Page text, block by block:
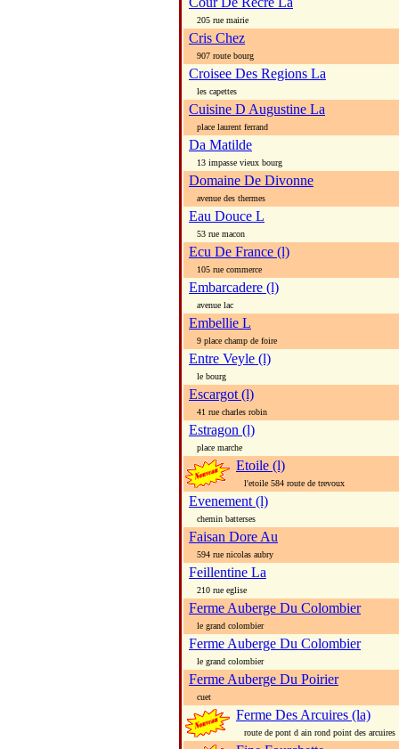
205 rue mairie
Cris Chez
907 route bourg
Croisee Des Regions La
les capettes
Cuisine D Augustine La
place laurent ferrand
Da Matilde
13 impasse vieux bourg
Domaine De Divonne
avenue des thermes
Eau Douce L
53 rue macon
Ecu De France (l)
105 rue commerce
Embarcadere (l)
avenue lac
Embellie L
9 place champ de foire
Entre Veyle (l)
le bourg
Escargot (l)
41 rue charles robin
Estragon (l)
place marche
Etoile (l)
l'etoile 584 route de trevoux
Evenement (l)
chemin batterses
Faisan Dore Au
594 rue nicolas aubry
Feillentine La
210 rue eglise
Ferme Auberge Du Colombier
le grand colombier
Ferme Auberge Du Colombier
le grand colombier
Ferme Auberge Du Poirier
cuet
Ferme Des Arcuires (la)
route de pont d ain rond point des arcuires